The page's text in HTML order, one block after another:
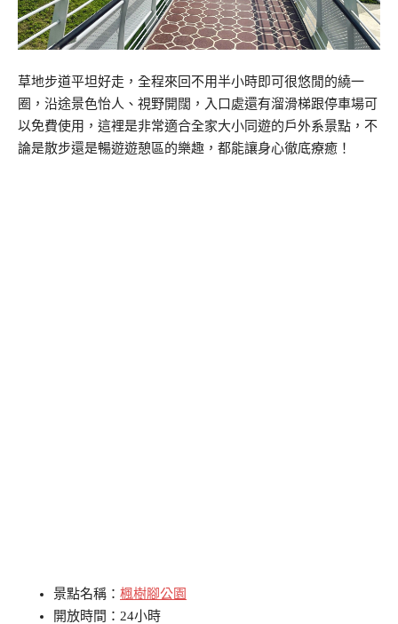
草地步道平坦好走，全程來回不用半小時即可很悠閒的繞一
圈，沿途景色怡人、視野開闊，入口處還有溜滑梯跟停車場可
以免費使用，這裡是非常適合全家大小同遊的戶外系景點，不
論是散步還是暢遊遊憩區的樂趣，都能讓身心徹底療癒！
景點名稱： 楓樹腳公園
開放時間：24小時